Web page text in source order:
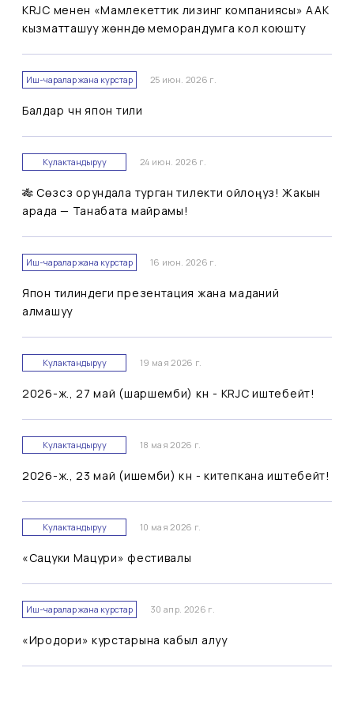
KRJC менен «Мамлекеттик лизинг компаниясы» ААК
кызматташуу жөнүндө меморандумга кол коюшту
Иш-чаралар жана курстар 25 июн. 2026 г.
Балдар үчүн япон тили
Кулактандыруу 24 июн. 2026 г.
🎋 Сөзсүз орундала турган тилекти ойлоңуз! Жакын
арада — Танабата майрамы!
Иш-чаралар жана курстар 16 июн. 2026 г.
Япон тилиндеги презентация жана маданий
алмашуу
Кулактандыруу 19 мая 2026 г.
2026-ж., 27 май (шаршемби) күнү - KRJC иштебейт!
Кулактандыруу 18 мая 2026 г.
2026-ж., 23 май (ишемби) күнү - китепкана иштебейт!
Кулактандыруу 10 мая 2026 г.
«Сацуки Мацури» фестивалы
Иш-чаралар жана курстар 30 апр. 2026 г.
«Иродори» курстарына кабыл алуу